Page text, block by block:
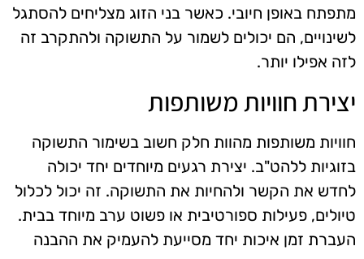
מתפתח באופן חיובי. כאשר בני הזוג מצליחים להסתגל
לשינויים, הם יכולים לשמור על התשוקה ולהתקרב זה
לזה אפילו יותר.
יצירת חוויות משותפות
חוויות משותפות מהוות חלק חשוב בשימור התשוקה
בזוגיות ללהט"ב. יצירת רגעים מיוחדים יחד יכולה
לחדש את הקשר ולהחיות את התשוקה. זה יכול לכלול
טיולים, פעילות ספורטיבית או פשוט ערב מיוחד בבית.
העברת זמן איכות יחד מסייעת להעמיק את ההבנה